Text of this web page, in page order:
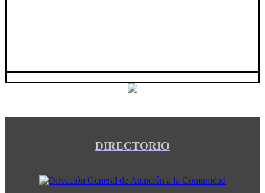
DIRECTORIO